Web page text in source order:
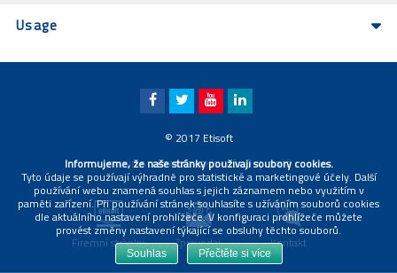
Usage
© 2017 Etisoft
PRAVIDLA OCHRANY OSOBNÍCH ÚDAJŮ | TIRÁŽ
Firemní stránky Zpravodaj Kontakt
Informujeme, že naše stránky používají soubory cookies.
Tyto údaje se používají výhradně pro statistické a marketingové účely. Další
používání webu znamená souhlas s jejich záznamem nebo využitím v
paměti zařízení. Při používání stránek souhlasíte s užíváním souborů cookies
dle aktuálního nastavení prohlížeče. V konfiguraci prohlížeče můžete
provést změny nastavení týkající se obsluhy těchto souborů.
Souhlas Přečtěte si více